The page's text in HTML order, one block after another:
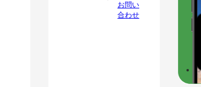
お問い
合わせ